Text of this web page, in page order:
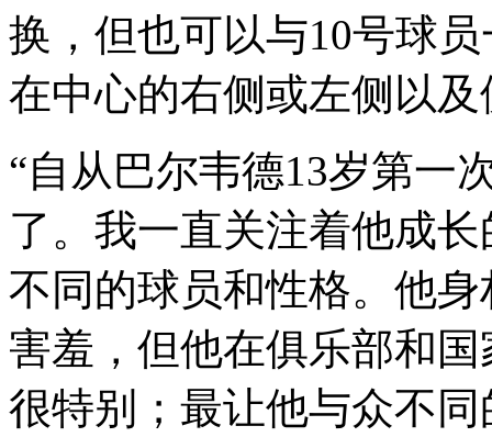
换，但也可以与10号
在中心的右侧或左侧以及
“自从巴尔韦德13岁第一
了。我一直关注着他成
不同的球员和性格。他身材
害羞，但他在俱乐部
很特别；最让他与众不同